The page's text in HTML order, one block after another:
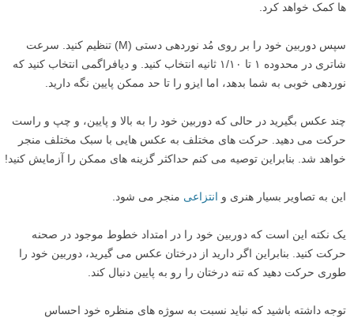
ها کمک خواهد کرد.
سپس دوربین خود را بر روی مُد نوردهی دستی (M) تنظیم کنید. سرعت
شاتری در محدوده ۱ تا ۱/۱۰ ثانیه انتخاب کنید. و دیافراگمی انتخاب کنید که
نوردهی خوبی به شما بدهد، اما ایزو را تا حد ممکن پایین نگه دارید.
چند عکس بگیرید در حالی که دوربین خود را به بالا و پایین، و چپ و راست
حرکت می دهید. حرکت های مختلف به عکس هایی با سبک مختلف منجر
خواهد شد. بنابراین توصیه می کنم حداکثر گزینه های ممکن را آزمایش کنید!
این به تصاویر بسیار هنری و انتزاعی منجر می شود.
یک نکته این است که دوربین خود را در امتداد خطوط موجود در صحنه
حرکت کنید. بنابراین اگر دارید از درختان عکس می گیرید، دوربین خود را
طوری حرکت دهید که تنه درختان را رو به پایین دنبال کند.
توجه داشته باشید که نباید نسبت به سوژه های منظره خود احساس